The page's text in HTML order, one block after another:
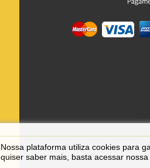
Nossa plataforma utiliza cookies para
quiser saber mais, basta acessar nossa